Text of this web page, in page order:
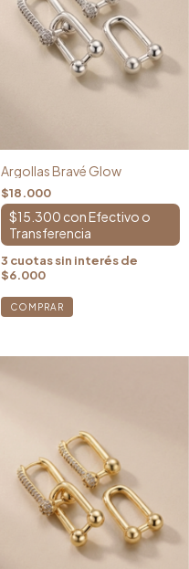
Argollas Bravé Glow
$18.000
$15.300 con
3 cuotas sin interés de
$6.000